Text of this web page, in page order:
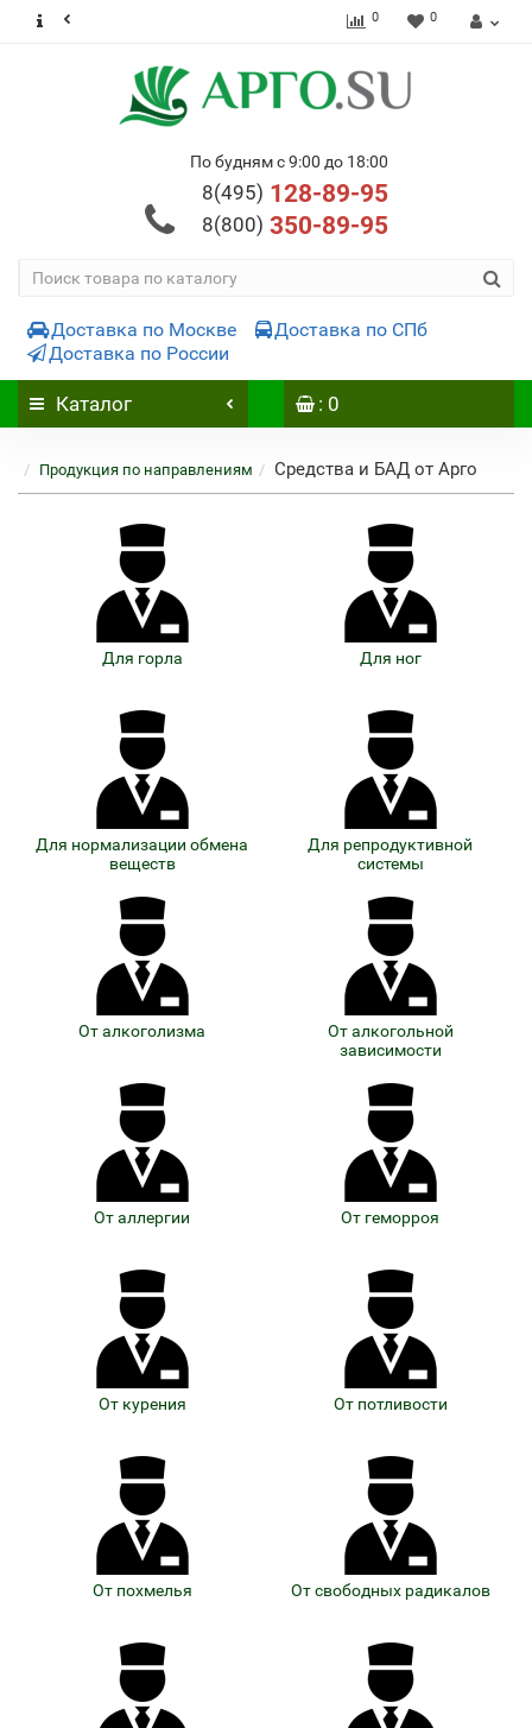
0 0
По будням с 9:00 до 18:00
8(495) 128-89-95
8(800) 350-89-95
Доставка по Москве
Доставка по СПб
Доставка по России
Каталог : 0
Продукция по направлениям Средства и БАД от Арго
Для горла Для ног
Для нормализации обмена
веществ
Для репродуктивной
системы
От алкоголизма
От алкогольной
зависимости
От аллергии От геморроя
От курения От потливости
От похмелья От свободных радикалов